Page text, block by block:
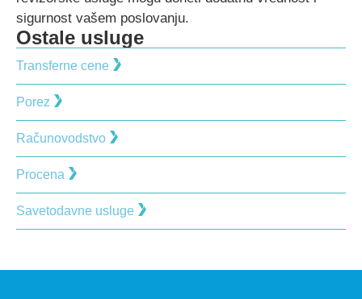
sigurnost vašem poslovanju.
Ostale usluge
Transferne cene
Porez
Računovodstvo
Procena
Savetodavne usluge